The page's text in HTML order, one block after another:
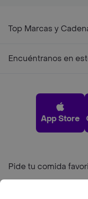
Top Marcas y
Encuéntranos en
App Store
Pide tu comida